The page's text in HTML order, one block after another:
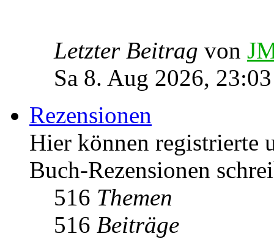
Letzter Beitrag von
Sa 8. Aug 2026, 23:03
Rezensionen
Hier können registrierte
Buch-Rezensionen
516 Themen
516 Beiträge